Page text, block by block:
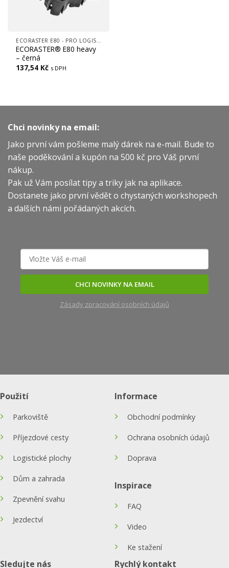
ECORASTER® E80 heavy
– černá
137,54 Kč s DPH
Chci novinky na email:
Jako první vám pošleme malý dárek na e-mail. Bude to
naše poděkování a kupón na 500 kč pro Váš první
nákup.
Pak už Vám posílat tipy a triky jak na aplikace.
Dostanete jako první vědět o chystaných workshopech
a dalších námi pořádaných akcích.
CHCI NOVINKY NA EMAIL
Zásady zpracování osobních údajů
Použití
Parkoviště
Příjezdové cesty
Logistické plochy
Dům a zahrada
Zpevnění svahu
Jezdectví
Informace
Obchodní podmínky
Ochrana osobních údajů
Doprava
Inspirace
FAQ
Video
Ke stažení
Sledujte nás Rychlý kontakt